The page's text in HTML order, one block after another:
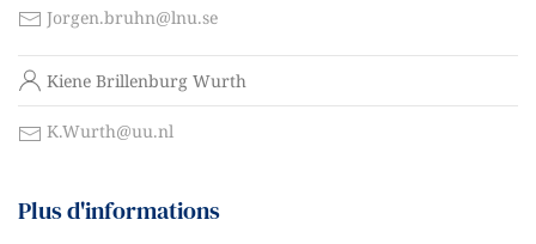
C
n
t
c
Jorgen.bruhn@lnu.se
N
o
Kiene Brillenburg Wurth
C
t
K.Wurth@uu.nl
Plus d'informations